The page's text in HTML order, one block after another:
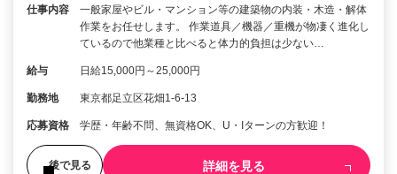
仕事内容
一般家屋やビル・マンション等の建築物の内装・木造・解体
作業をお任せします。 作業道具／機器／重機が物凄く進化し
ているので他業種と比べると体力的負担は少ない…
給与 日給15,000円～25,000円
勤務地 東京都足立区花畑1-6-13
応募資格 学歴・年齢不問、無資格OK、U・Iターンの方歓迎！
後で見る 詳細を見る